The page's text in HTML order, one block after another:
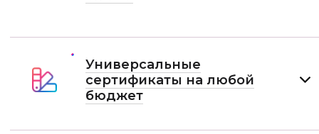
Универсальные
сертификаты на любой
бюджет